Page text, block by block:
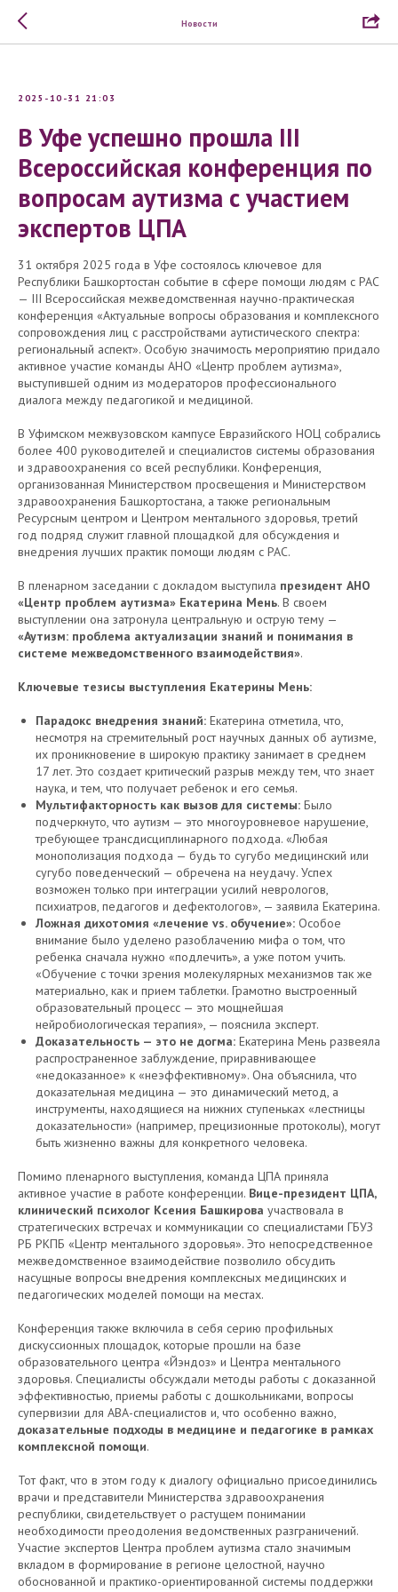
Новости
2025-10-31 21:03
В Уфе успешно прошла III
Всероссийская конференция по
вопросам аутизма с участием
экспертов ЦПА
31 октября 2025 года в Уфе состоялось ключевое для
Республики Башкортостан событие в сфере помощи людям с РАС
— III Всероссийская межведомственная научно-практическая
конференция «Актуальные вопросы образования и комплексного
сопровождения лиц с расстройствами аутистического спектра:
региональный аспект». Особую значимость мероприятию придало
активное участие команды АНО «Центр проблем аутизма»,
выступившей одним из модераторов профессионального
диалога между педагогикой и медициной.
В Уфимском межвузовском кампусе Евразийского НОЦ собрались
более 400 руководителей и специалистов системы образования
и здравоохранения со всей республики. Конференция,
организованная Министерством просвещения и Министерством
здравоохранения Башкортостана, а также региональным
Ресурсным центром и Центром ментального здоровья, третий
год подряд служит главной площадкой для обсуждения и
внедрения лучших практик помощи людям с РАС.
В пленарном заседании с докладом выступила президент АНО
«Центр проблем аутизма» Екатерина Мень. В своем
выступлении она затронула центральную и острую тему —
«Аутизм: проблема актуализации знаний и понимания в
системе межведомственного взаимодействия».
Ключевые тезисы выступления Екатерины Мень:
Парадокс внедрения знаний: Екатерина отметила, что,
несмотря на стремительный рост научных данных об аутизме,
их проникновение в широкую практику занимает в среднем
17 лет. Это создает критический разрыв между тем, что знает
наука, и тем, что получает ребенок и его семья.
Мультифакторность как вызов для системы: Было
подчеркнуто, что аутизм — это многоуровневое нарушение,
требующее трансдисциплинарного подхода. «Любая
монополизация подхода — будь то сугубо медицинский или
сугубо поведенческий — обречена на неудачу. Успех
возможен только при интеграции усилий неврологов,
психиатров, педагогов и дефектологов», — заявила Екатерина.
Ложная дихотомия «лечение vs. обучение»: Особое
внимание было уделено разоблачению мифа о том, что
ребенка сначала нужно «подлечить», а уже потом учить.
«Обучение с точки зрения молекулярных механизмов так же
материально, как и прием таблетки. Грамотно выстроенный
образовательный процесс — это мощнейшая
нейробиологическая терапия», — пояснила эксперт.
Доказательность — это не догма: Екатерина Мень развеяла
распространенное заблуждение, приравнивающее
«недоказанное» к «неэффективному». Она объяснила, что
доказательная медицина — это динамический метод, а
инструменты, находящиеся на нижних ступеньках «лестницы
доказательности» (например, прецизионные протоколы), могут
быть жизненно важны для конкретного человека.
Помимо пленарного выступления, команда ЦПА приняла
активное участие в работе конференции. Вице-президент ЦПА,
клинический психолог Ксения Башкирова участвовала в
стратегических встречах и коммуникации со специалистами ГБУЗ
РБ РКПБ «Центр ментального здоровья». Это непосредственное
межведомственное взаимодействие позволило обсудить
насущные вопросы внедрения комплексных медицинских и
педагогических моделей помощи на местах.
Конференция также включила в себя серию профильных
дискуссионных площадок, которые прошли на базе
образовательного центра «Йэндоз» и Центра ментального
здоровья. Специалисты обсуждали методы работы с доказанной
эффективностью, приемы работы с дошкольниками, вопросы
супервизии для АВА-специалистов и, что особенно важно,
доказательные подходы в медицине и педагогике в рамках
комплексной помощи.
Тот факт, что в этом году к диалогу официально присоединились
врачи и представители Министерства здравоохранения
республики, свидетельствует о растущем понимании
необходимости преодоления ведомственных разграничений.
Участие экспертов Центра проблем аутизма стало значимым
вкладом в формирование в регионе целостной, научно
обоснованной и практико-ориентированной системы поддержки